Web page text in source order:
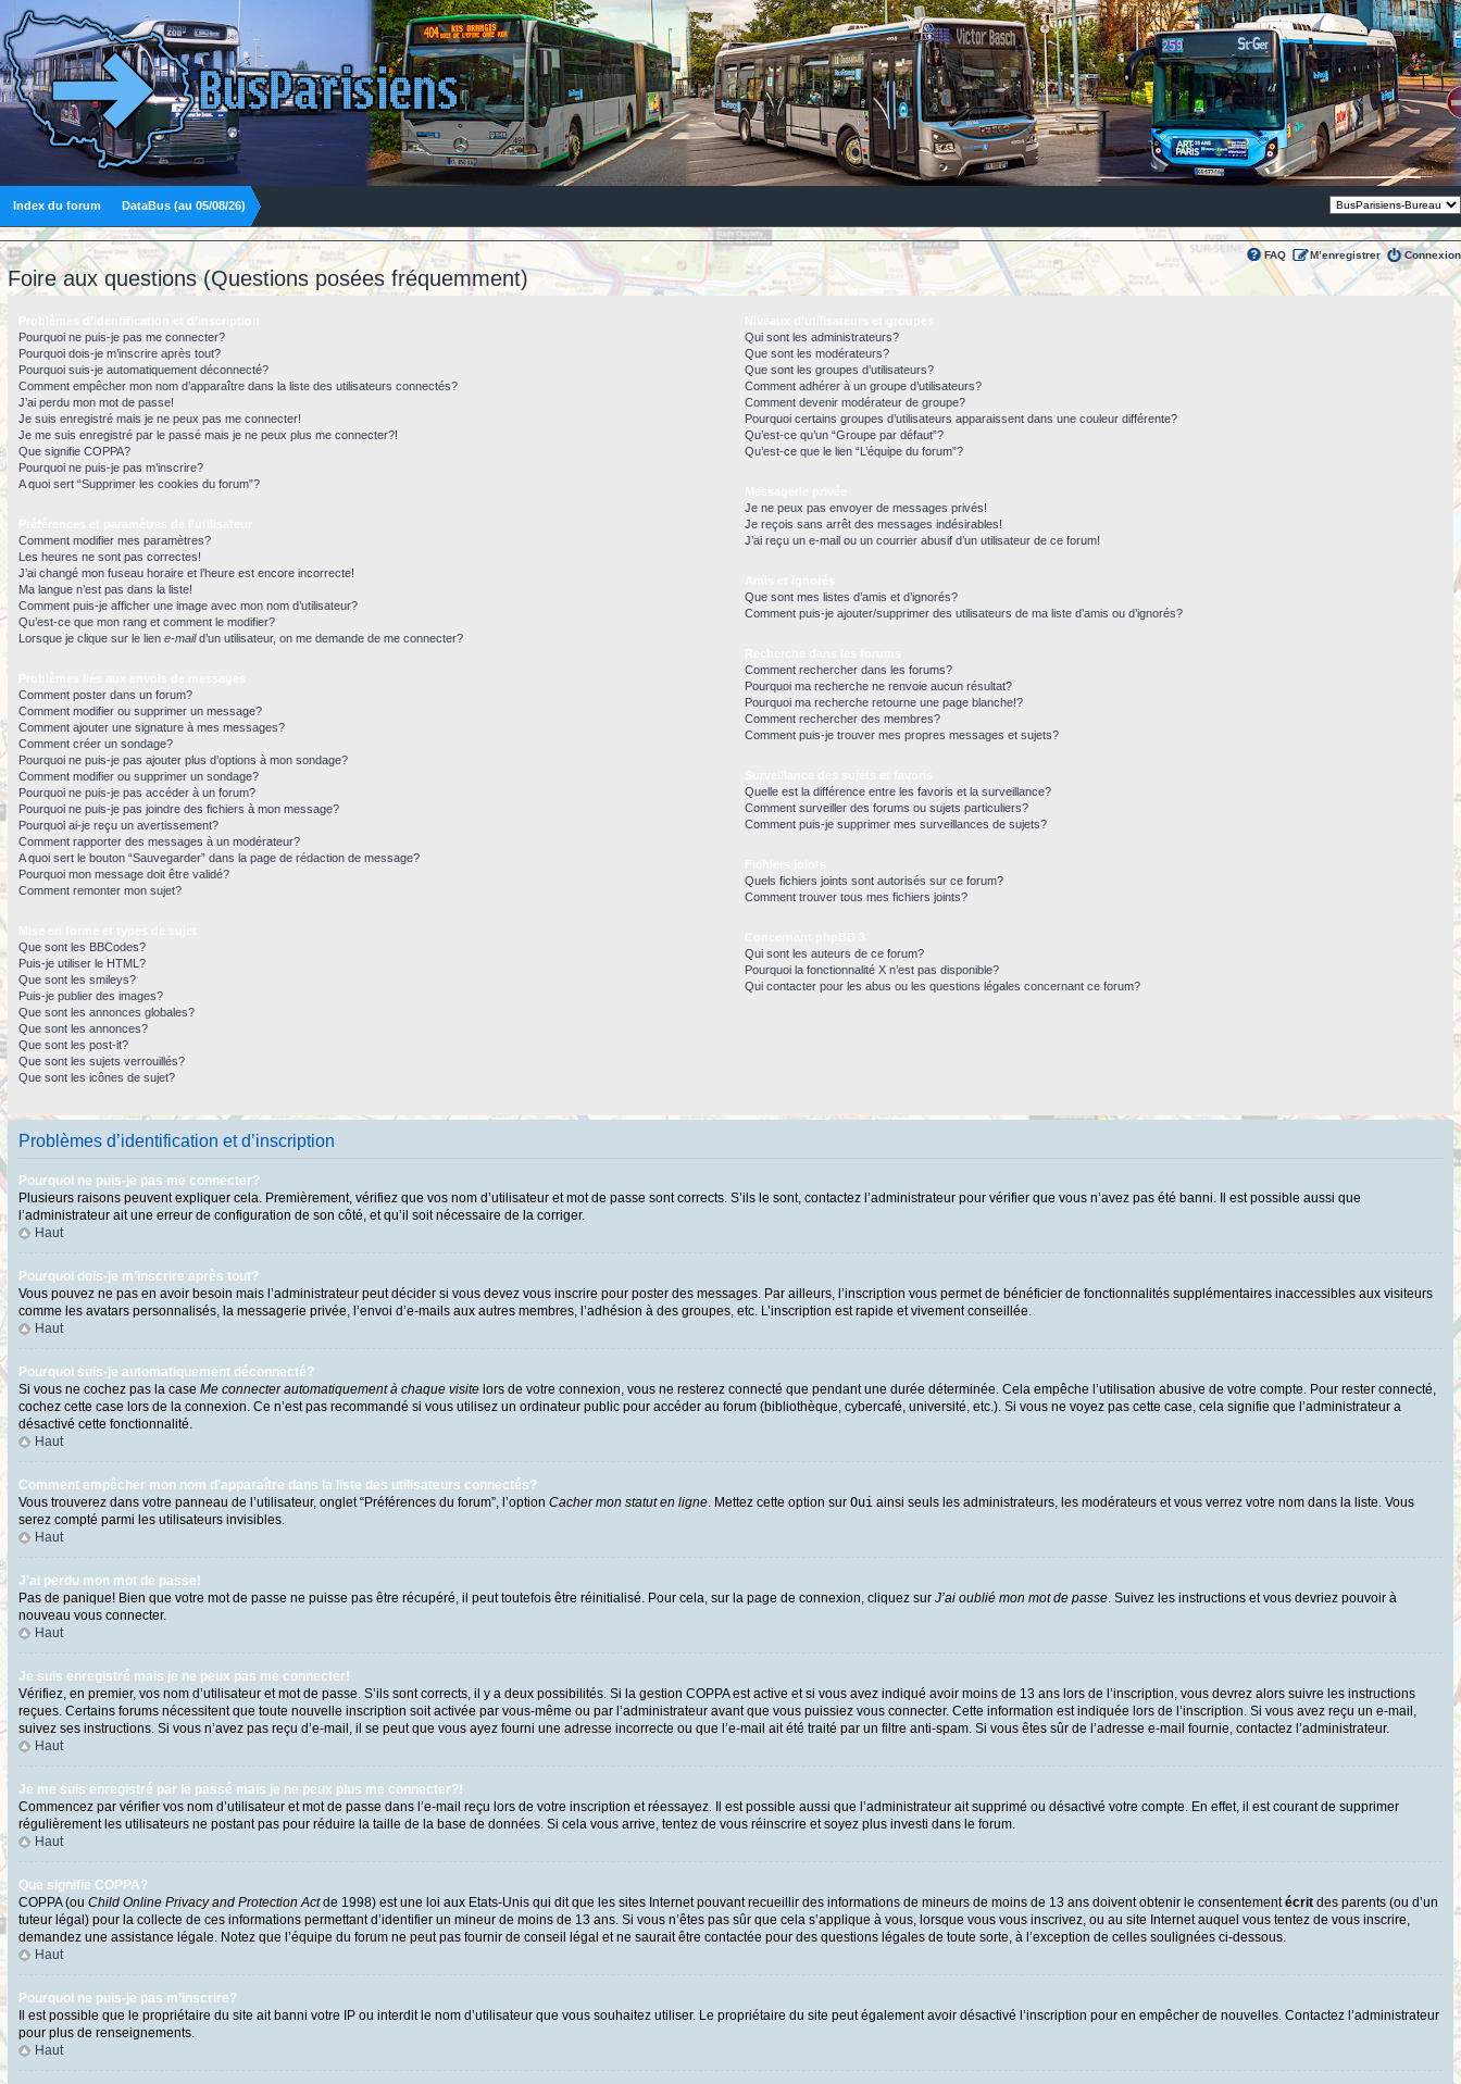
Index du forum DataBus (au 05/08/26)
FAQ M’enregistrer Connexion
Foire aux questions (Questions posées fréquemment)
Pourquoi ne puis-je pas me connecter?
Pourquoi dois-je m’inscrire après tout?
Pourquoi suis-je automatiquement déconnecté?
Comment empêcher mon nom d’apparaître dans la liste des utilisateurs connectés?
J’ai perdu mon mot de passe!
Je suis enregistré mais je ne peux pas me connecter!
Je me suis enregistré par le passé mais je ne peux plus me connecter?!
Que signifie COPPA?
Pourquoi ne puis-je pas m’inscrire?
A quoi sert “Supprimer les cookies du forum”?
Comment modifier mes paramètres?
Les heures ne sont pas correctes!
J’ai changé mon fuseau horaire et l’heure est encore incorrecte!
Ma langue n’est pas dans la liste!
Comment puis-je afficher une image avec mon nom d’utilisateur?
Qu’est-ce que mon rang et comment le modifier?
Lorsque je clique sur le lien e-maild’un utilisateur, on me demande de me connecter?
Comment poster dans un forum?
Comment modifier ou supprimer un message?
Comment ajouter une signature à mes messages?
Comment créer un sondage?
Pourquoi ne puis-je pas ajouter plus d’options à mon sondage?
Comment modifier ou supprimer un sondage?
Pourquoi ne puis-je pas accéder à un forum?
Pourquoi ne puis-je pas joindre des fichiers à mon message?
Pourquoi ai-je reçu un avertissement?
Comment rapporter des messages à un modérateur?
A quoi sert le bouton “Sauvegarder” dans la page de rédaction de message?
Pourquoi mon message doit être validé?
Comment remonter mon sujet?
Que sont les BBCodes?
Puis-je utiliser le HTML?
Que sont les smileys?
Puis-je publier des images?
Que sont les annonces globales?
Que sont les annonces?
Que sont les post-it?
Que sont les sujets verrouillés?
Que sont les icônes de sujet?
Qui sont les administrateurs?
Que sont les modérateurs?
Que sont les groupes d’utilisateurs?
Comment adhérer à un groupe d’utilisateurs?
Comment devenir modérateur de groupe?
Pourquoi certains groupes d’utilisateurs apparaissent dans une couleur différente?
Qu’est-ce qu’un “Groupe par défaut”?
Qu’est-ce que le lien “L’équipe du forum”?
Je ne peux pas envoyer de messages privés!
Je reçois sans arrêt des messages indésirables!
J’ai reçu un e-mail ou un courrier abusif d’un utilisateur de ce forum!
Que sont mes listes d’amis et d’ignorés?
Comment puis-je ajouter/supprimer des utilisateurs de ma liste d’amis ou d’ignorés?
Comment rechercher dans les forums?
Pourquoi ma recherche ne renvoie aucun résultat?
Pourquoi ma recherche retourne une page blanche!?
Comment rechercher des membres?
Comment puis-je trouver mes propres messages et sujets?
Quelle est la différence entre les favoris et la surveillance?
Comment surveiller des forums ou sujets particuliers?
Comment puis-je supprimer mes surveillances de sujets?
Quels fichiers joints sont autorisés sur ce forum?
Comment trouver tous mes fichiers joints?
Qui sont les auteurs de ce forum?
Pourquoi la fonctionnalité X n’est pas disponible?
Qui contacter pour les abus ou les questions légales concernant ce forum?
Problèmes d’identification et d’inscription
Pourquoi ne puis-je pas me connecter?
Plusieurs raisons peuvent expliquer cela. Premièrement, vérifiez que vos nom d’utilisateur et mot de passe sont corrects. S’ils le sont, contactez l’administrateur pour vérifier que vous n’avez pas été banni. Il est possible aussi que
l’administrateur ait une erreur de configuration de son côté, et qu’il soit nécessaire de la corriger.
Haut
Pourquoi dois-je m’inscrire après tout?
Vous pouvez ne pas en avoir besoin mais l’administrateur peut décider si vous devez vous inscrire pour poster des messages. Par ailleurs, l’inscription vous permet de bénéficier de fonctionnalités supplémentaires inaccessibles aux visiteurs
comme les avatars personnalisés, la messagerie privée, l’envoi d’e-mails aux autres membres, l’adhésion à des groupes, etc. L’inscription est rapide et vivement conseillée.
Haut
Pourquoi suis-je automatiquement déconnecté?
Si vous ne cochez pas la case Me connecter automatiquement à chaque visite lors de votre connexion, vous ne resterez connecté que pendant une durée déterminée. Cela empêche l’utilisation abusive de votre compte. Pour rester connecté,
cochez cette case lors de la connexion. Ce n’est pas recommandé si vous utilisez un ordinateur public pour accéder au forum (bibliothèque, cybercafé, université, etc.). Si vous ne voyez pas cette case, cela signifie que l’administrateur a
désactivé cette fonctionnalité.
Haut
Comment empêcher mon nom d’apparaître dans la liste des utilisateurs connectés?
Vous trouverez dans votre panneau de l’utilisateur, onglet “Préférences du forum”, l’option Cacher mon statut en ligne . Mettez cette option sur Oui ainsi seuls les administrateurs, les modérateurs et vous verrez votre nom dans la liste. Vous
serez compté parmi les utilisateurs invisibles.
Haut
J’ai perdu mon mot de passe!
Pas de panique! Bien que votre mot de passe ne puisse pas être récupéré, il peut toutefois être réinitialisé. Pour cela, sur la page de connexion, cliquez sur J’ai oublié mon mot de passe . Suivez les instructions et vous devriez pouvoir à
nouveau vous connecter.
Haut
Je suis enregistré mais je ne peux pas me connecter!
Vérifiez, en premier, vos nom d’utilisateur et mot de passe. S’ils sont corrects, il y a deux possibilités. Si la gestion COPPA est active et si vous avez indiqué avoir moins de 13 ans lors de l’inscription, vous devrez alors suivre les instructions
reçues. Certains forums nécessitent que toute nouvelle inscription soit activée par vous-même ou par l’administrateur avant que vous puissiez vous connecter. Cette information est indiquée lors de l’inscription. Si vous avez reçu un e-mail,
suivez ses instructions. Si vous n’avez pas reçu d’e-mail, il se peut que vous ayez fourni une adresse incorrecte ou que l’e-mail ait été traité par un filtre anti-spam. Si vous êtes sûr de l’adresse e-mail fournie, contactez l’administrateur.
Haut
Je me suis enregistré par le passé mais je ne peux plus me connecter?!
Commencez par vérifier vos nom d’utilisateur et mot de passe dans l’e-mail reçu lors de votre inscription et réessayez. Il est possible aussi que l’administrateur ait supprimé ou désactivé votre compte. En effet, il est courant de supprimer
régulièrement les utilisateurs ne postant pas pour réduire la taille de la base de données. Si cela vous arrive, tentez de vous réinscrire et soyez plus investi dans le forum.
Haut
Que signifie COPPA?
COPPA (ou Child Online Privacy and Protection Actde 1998) est une loi aux Etats-Unis qui dit que les sites Internet pouvant recueillir des informations de mineurs de moins de 13 ans doivent obtenir le consentementécrit des parents (ou d’un
tuteur légal) pour la collecte de ces informations permettant d’identifier un mineur de moins de 13 ans. Si vous n’êtes pas sûr que cela s’applique à vous, lorsque vous vous inscrivez, ou au site Internet auquel vous tentez de vous inscrire,
demandez une assistance légale. Notez que l’équipe du forum ne peut pas fournir de conseil légal et ne saurait être contactée pour des questions légales de toute sorte, à l’exception de celles soulignées ci-dessous.
Haut
Pourquoi ne puis-je pas m’inscrire?
Il est possible que le propriétaire du site ait banni votre IP ou interdit le nom d’utilisateur que vous souhaitez utiliser. Le propriétaire du site peut également avoir désactivé l’inscription pour en empêcher de nouvelles. Contactez l’administrateur
pour plus de renseignements.
Haut